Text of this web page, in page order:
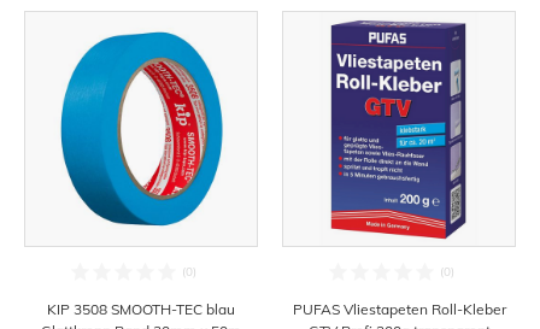
KIP 3508 SMOOTH-TEC blau
PUFAS Vliestapeten Roll-Kleber